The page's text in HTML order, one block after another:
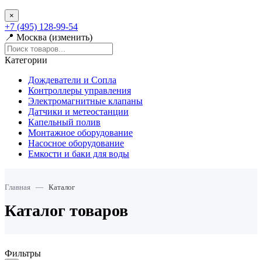
×
+7 (495) 128-99-54
📍 Москва (изменить)
Категории
Дождеватели и Сопла
Контроллеры управления
Электромагнитные клапаны
Датчики и метеостанции
Капельный полив
Монтажное оборудование
Насосное оборудование
Емкости и баки для воды
Главная — Каталог
Каталог товаров
Фильтры